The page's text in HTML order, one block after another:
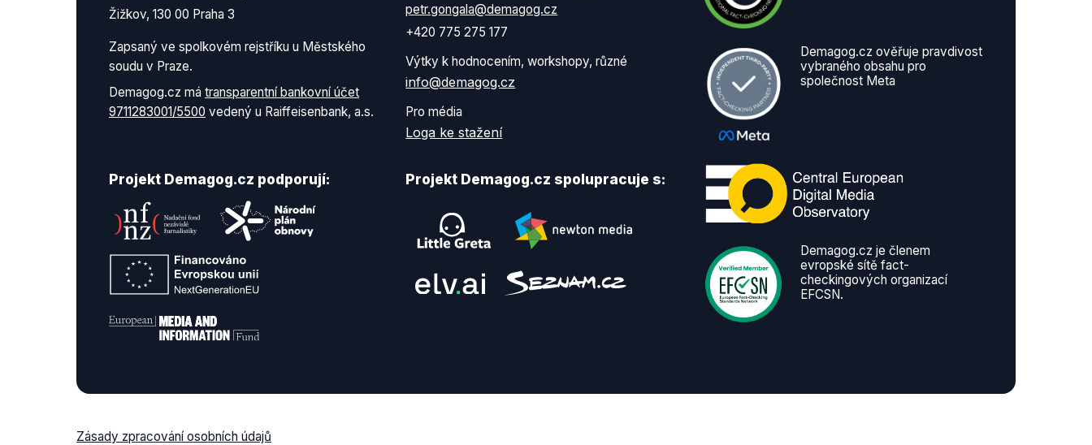
Žižkov, 130 00 Praha 3
Zapsaný ve spolkovém rejstříku u Městského
soudu v Praze.
Demagog.cz má transparentní bankovní účet
9711283001/5500 vedený u Raiffeisenbank, a.s.
petr.gongala@demagog.cz
+420 775 275 177
Výtky k hodnocením, workshopy, různé
info@demagog.cz
Pro média
Loga ke stažení
Projekt Demagog.cz podporují: Projekt Demagog.cz spolupracuje s:
Demagog.cz ověřuje pravdivost
vybraného obsahu pro
společnost Meta
Demagog.cz je členem
evropské sítě fact-
checkingových organizací
EFCSN.
Zásady zpracování osobních údajů